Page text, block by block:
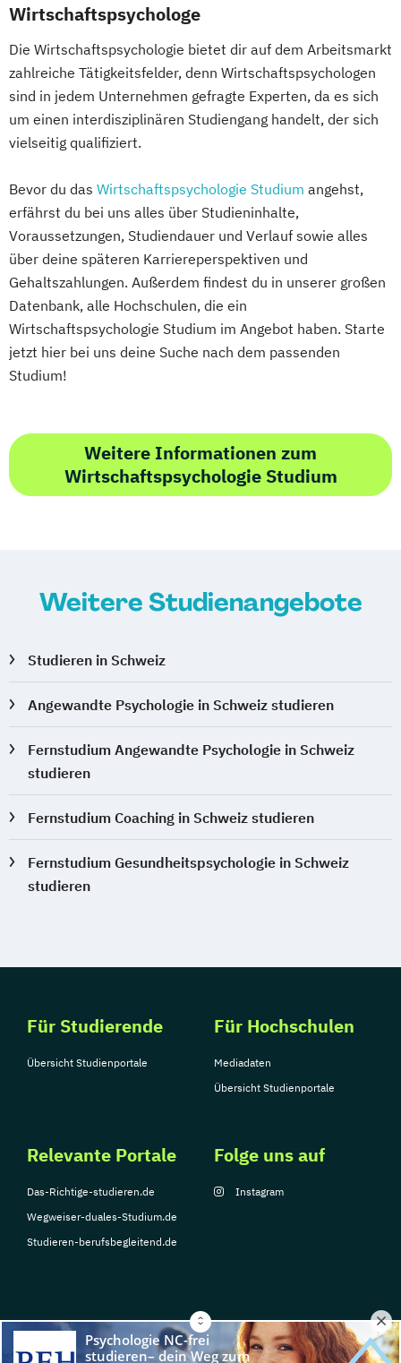
Wirtschaftspsychologe
Die Wirtschaftspsychologie bietet dir auf dem Arbeitsmarkt
zahlreiche Tätigkeitsfelder, denn Wirtschaftspsychologen
sind in jedem Unternehmen gefragte Experten, da es sich
um einen interdisziplinären Studiengang handelt, der sich
vielseitig qualifiziert.
Bevor du das Wirtschaftspsychologie Studium angehst,
erfährst du bei uns alles über Studieninhalte,
Voraussetzungen, Studiendauer und Verlauf sowie alles
über deine späteren Karriereperspektiven und
Gehaltszahlungen. Außerdem findest du in unserer großen
Datenbank, alle Hochschulen, die ein
Wirtschaftspsychologie Studium im Angebot haben. Starte
jetzt hier bei uns deine Suche nach dem passenden
Studium!
Weitere Informationen zum
Wirtschaftspsychologie Studium
Weitere Studienangebote
Studieren in Schweiz
Angewandte Psychologie in Schweiz studieren
Fernstudium Angewandte Psychologie in Schweiz
studieren
Fernstudium Coaching in Schweiz studieren
Fernstudium Gesundheitspsychologie in Schweiz
studieren
Für Studierende
Übersicht Studienportale
Für Hochschulen
Mediadaten
Übersicht Studienportale
Relevante Portale
Das-Richtige-studieren.de
Wegweiser-duales-Studium.de
Studieren-berufsbegleitend.de
Folge uns auf
Instagram
© Copyright 2026, TarGroup Media GmbH